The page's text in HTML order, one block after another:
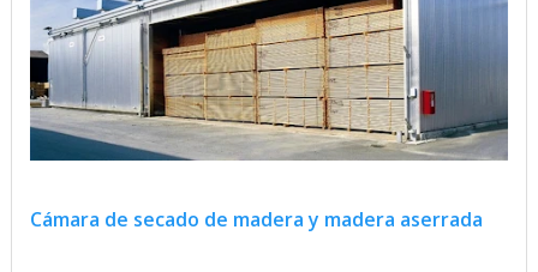
Cámara de secado de madera y madera aserrada